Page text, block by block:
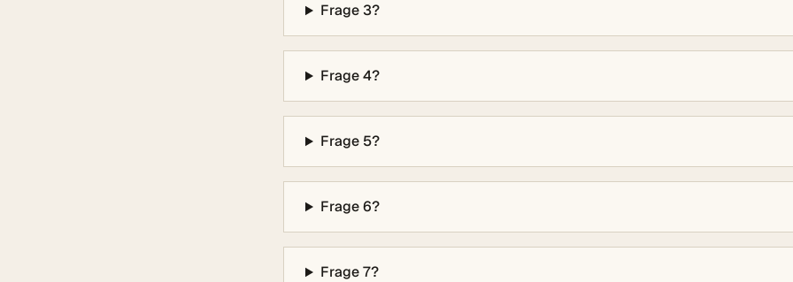
Frage 3?
Frage 4?
Frage 5?
Frage 6?
Frage 7?